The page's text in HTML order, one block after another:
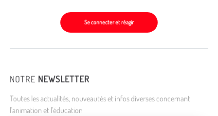
Se connecter et réagir
NOTRE NEWSLETTER
Toutes les actualités, nouveautés et infos diverses concernant
l'animation et l'éducation